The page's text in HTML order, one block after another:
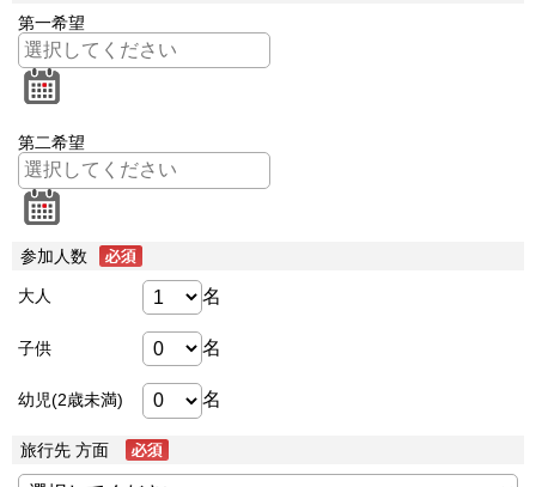
第一希望
第二希望
参加人数
大人 名
子供 名
幼児(2歳未満) 名
旅行先 方面